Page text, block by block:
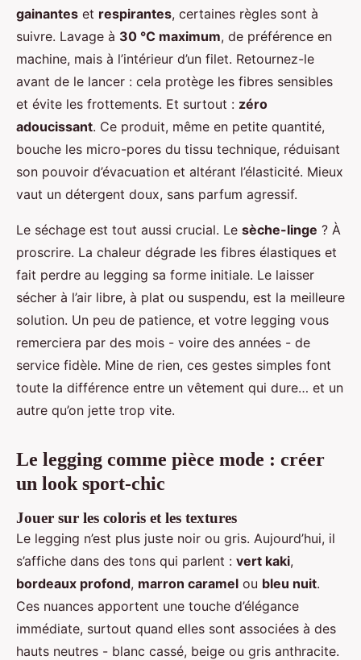
gainantes et respirantes, certaines règles sont à
suivre. Lavage à 30 °C maximum, de préférence en
machine, mais à l’intérieur d’un filet. Retournez-le
avant de le lancer : cela protège les fibres sensibles
et évite les frottements. Et surtout : zéro
adoucissant. Ce produit, même en petite quantité,
bouche les micro-pores du tissu technique, réduisant
son pouvoir d’évacuation et altérant l’élasticité. Mieux
vaut un détergent doux, sans parfum agressif.
Le séchage est tout aussi crucial. Le sèche-linge ? À
proscrire. La chaleur dégrade les fibres élastiques et
fait perdre au legging sa forme initiale. Le laisser
sécher à l’air libre, à plat ou suspendu, est la meilleure
solution. Un peu de patience, et votre legging vous
remerciera par des mois - voire des années - de
service fidèle. Mine de rien, ces gestes simples font
toute la différence entre un vêtement qui dure… et un
autre qu’on jette trop vite.
Le legging comme pièce mode : créer
un look sport-chic
Jouer sur les coloris et les textures
Le legging n’est plus juste noir ou gris. Aujourd’hui, il
s’affiche dans des tons qui parlent : vert kaki,
bordeaux profond, marron caramel ou bleu nuit.
Ces nuances apportent une touche d’élégance
immédiate, surtout quand elles sont associées à des
hauts neutres - blanc cassé, beige ou gris anthracite.